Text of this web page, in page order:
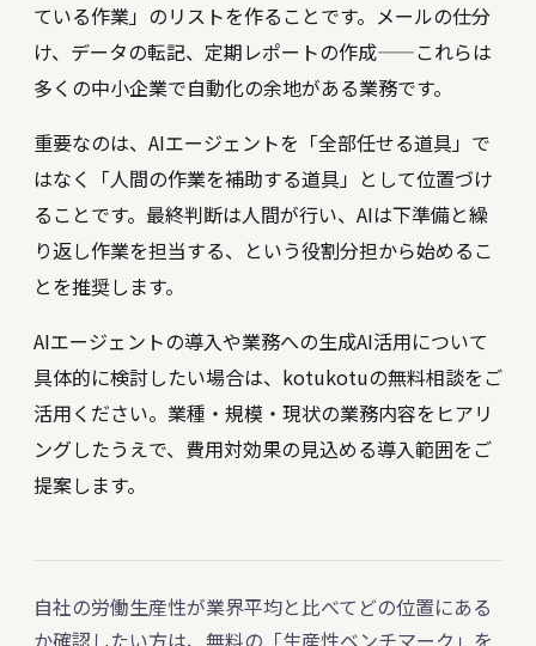
ている作業」のリストを作ることです。メールの仕分
け、データの転記、定期レポートの作成——これらは
多くの中小企業で自動化の余地がある業務です。
重要なのは、AIエージェントを「全部任せる道具」で
はなく「人間の作業を補助する道具」として位置づけ
ることです。最終判断は人間が行い、AIは下準備と繰
り返し作業を担当する、という役割分担から始めるこ
とを推奨します。
AIエージェントの導入や業務への生成AI活用について
具体的に検討したい場合は、 kotukotuの無料相談をご
活用ください。業種・規模・現状の業務内容をヒアリ
ングしたうえで、費用対効果の見込める導入範囲をご
提案します。
自社の労働生産性が業界平均と比べてどの位置にある
か確認したい方は、無料の「生産性ベンチマーク」を